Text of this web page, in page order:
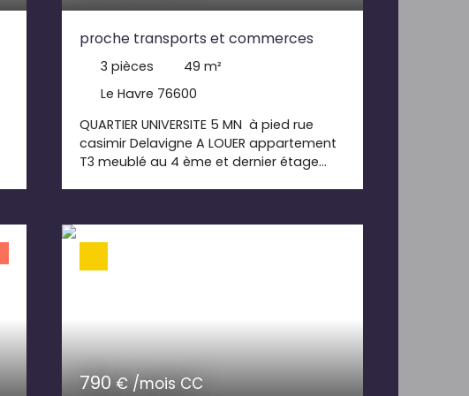
proche transports et commerces
3 pièces 49 m²
Le Havre 76600
QUARTIER UNIVERSITE 5 MN à pied rue
casimir Delavigne A LOUER appartement
T3 meublé au 4 ème et dernier étage
ménagères, internet dépôt de garantie
790€ /mois CC